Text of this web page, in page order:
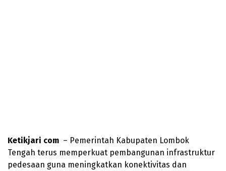
Ketikjari com – Pemerintah Kabupaten Lombok
Tengah terus memperkuat pembangunan infrastruktur
pedesaan guna meningkatkan konektivitas dan